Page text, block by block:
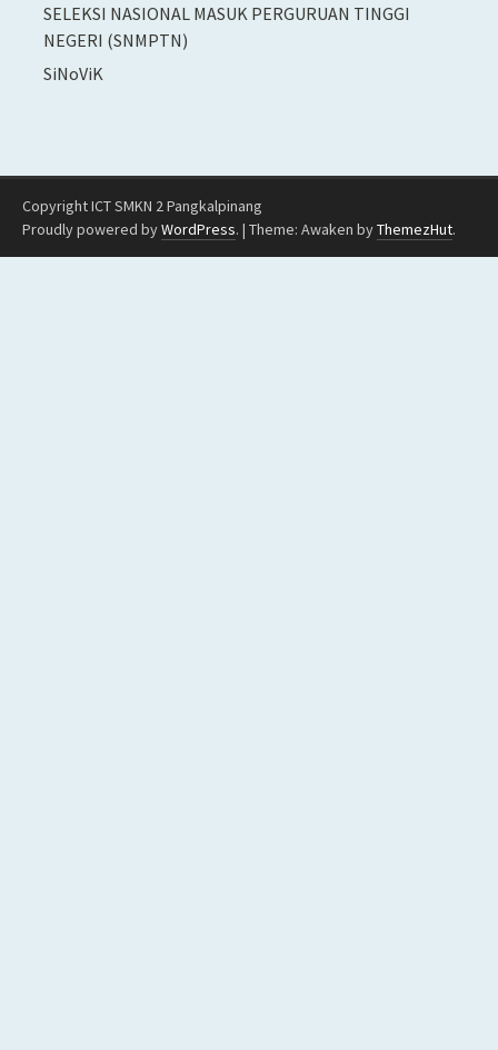
SELEKSI NASIONAL MASUK PERGURUAN TINGGI
NEGERI (SNMPTN)
SiNoViK
Copyright ICT SMKN 2 Pangkalpinang
Proudly powered byWordPress. | Theme: Awaken byThemezHut.